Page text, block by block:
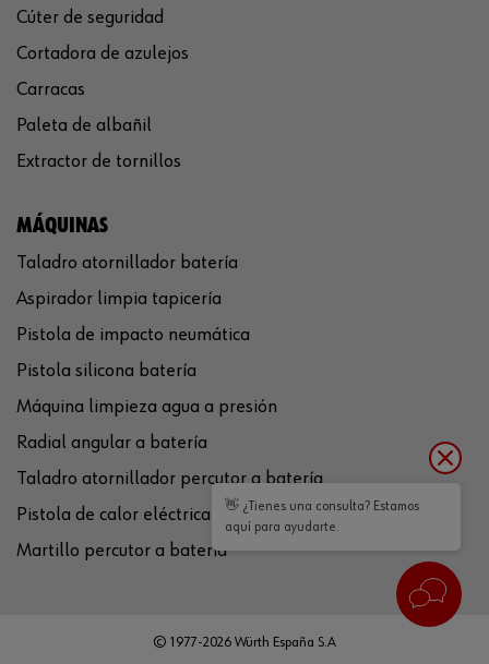
Cúter de seguridad
Cortadora de azulejos
Carracas
Paleta de albañil
Extractor de tornillos
MÁQUINAS
Taladro atornillador batería
Aspirador limpia tapicería
Pistola de impacto neumática
Pistola silicona batería
Máquina limpieza agua a presión
Radial angular a batería
Taladro atornillador percutor a batería
Pistola de calor eléctrica
Martillo percutor a batería
© 1977-2026 Würth España S.A
👋 ¿Tienes una consulta? Estamos
aquí para ayudarte.